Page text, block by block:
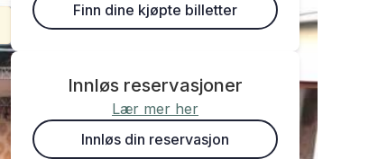
Finn dine kjøpte billetter
Innløs reservasjoner
Lær mer her
Innløs din reservasjon